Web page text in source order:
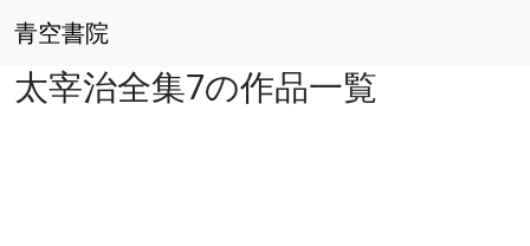
青空書院
太宰治全集7の作品一覧